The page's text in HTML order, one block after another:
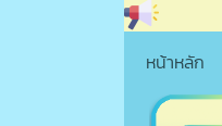
หน้าหลัก